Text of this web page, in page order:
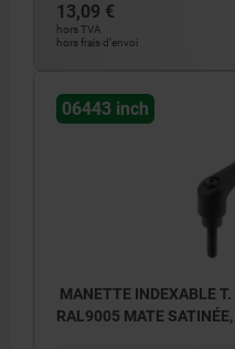
13,09 €
hors TVA
hors frais d’envoi
06443 inch
MANETTE INDEXABLE
RAL9005 MATE